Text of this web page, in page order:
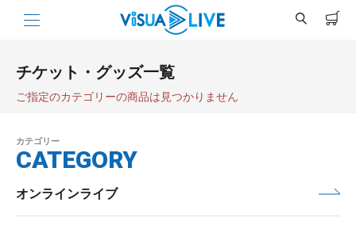
チケット・グッズ一覧
ご指定のカテゴリーの商品は見つかりません
カテゴリー
CATEGORY
オンラインライブ